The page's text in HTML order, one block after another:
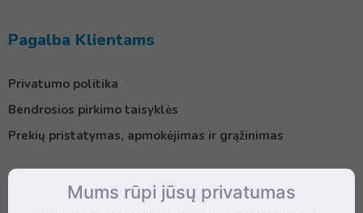
Pagalba Klientams
Privatumo politika
Bendrosios pirkimo taisyklės
Prekių pristatymas, apmokėjimas ir grąžinimas
KontaktaiMums rūpi jūsų privatumas